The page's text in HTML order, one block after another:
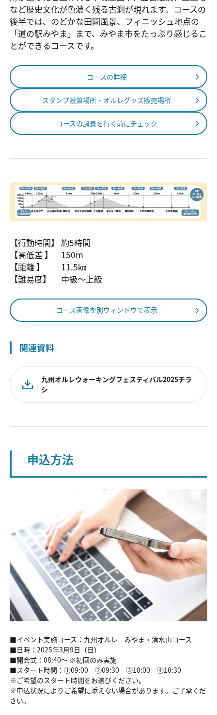
など歴史文化が色濃く残る古刹が現れます。コースの
後半では、のどかな田園風景、フィニッシュ地点の
「道の駅みやま」まで、みやま市をたっぷり感じるこ
とができるコースです。
コースの詳細
スタンプ設置場所・オルレグッズ販売場所
コースの風景を行く前にチェック
【行動時間】 約5時間
【高低差 】 150m
【距離 】 11.5㎞
【難易度】 中級〜上級
コース画像を別ウィンドウで表示
関連資料
九州オルレウォーキングフェスティバル2025チラ
シ
申込方法
■イベント実施コース：九州オルレ みやま・清水山コース
■日時：2025年3月9日（日）
■開会式：08:40～ ※初回のみ実施
■スタート時間：①09:00 ②09:30 ③10:00 ④10:30
※ご希望のスタート時間をお選びください。
※申込状況によりご希望に添えない場合があります。ご了承くだ
さい。